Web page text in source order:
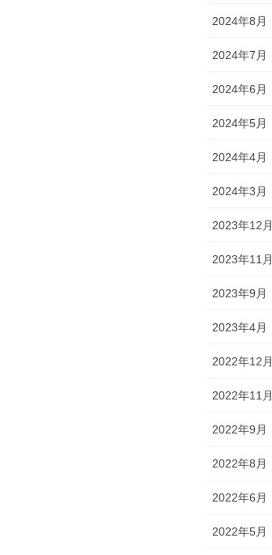
2024年8月
2024年7月
2024年6月
2024年5月
2024年4月
2024年3月
2023年12月
2023年11月
2023年9月
2023年4月
2022年12月
2022年11月
2022年9月
2022年8月
2022年6月
2022年5月